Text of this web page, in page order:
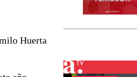
Huerta
Los Ríos